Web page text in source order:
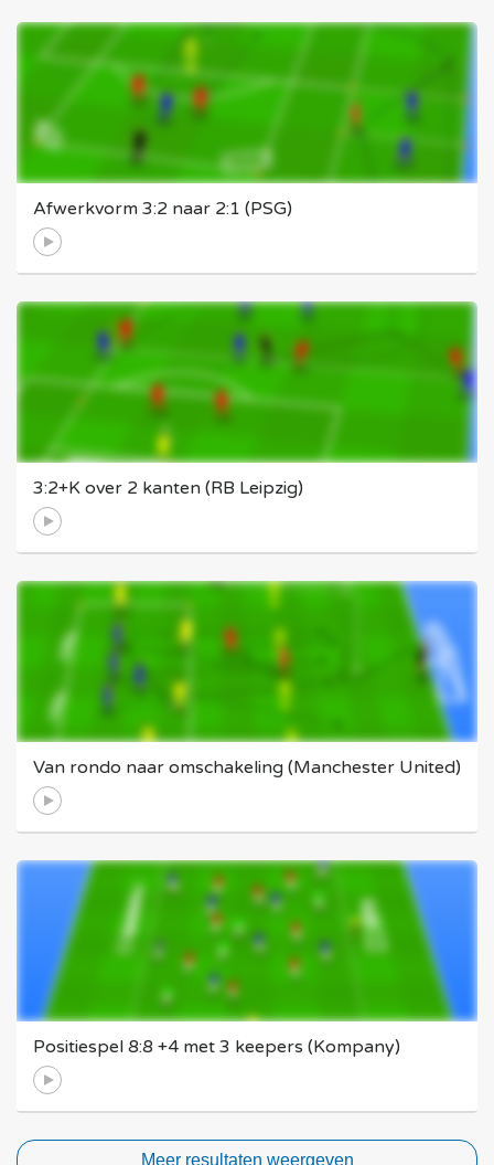
Afwerkvorm 3:2 naar 2:1 (PSG)
3:2+K over 2 kanten (RB Leipzig)
Van rondo naar omschakeling (Manchester United)
Positiespel 8:8 +4 met 3 keepers (Kompany)
Meer resultaten weergeven